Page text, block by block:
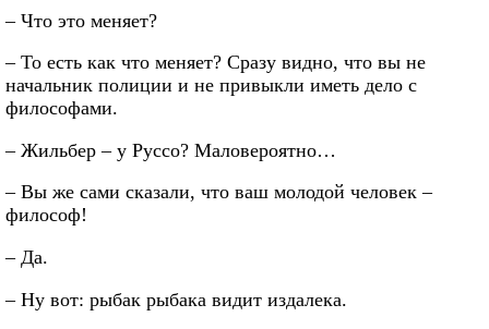
– Что это меняет?
– То есть как что меняет? Сразу видно, что вы не
начальник полиции и не привыкли иметь дело с
философами.
– Жильбер – у Руссо? Маловероятно…
– Вы же сами сказали, что ваш молодой человек –
философ!
– Да.
– Ну вот: рыбак рыбака видит издалека.